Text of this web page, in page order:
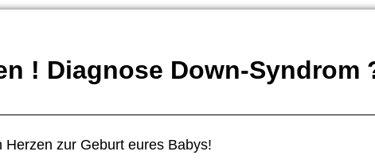
! Diagnose Down-Syndrom
zur Geburt eures Babys!